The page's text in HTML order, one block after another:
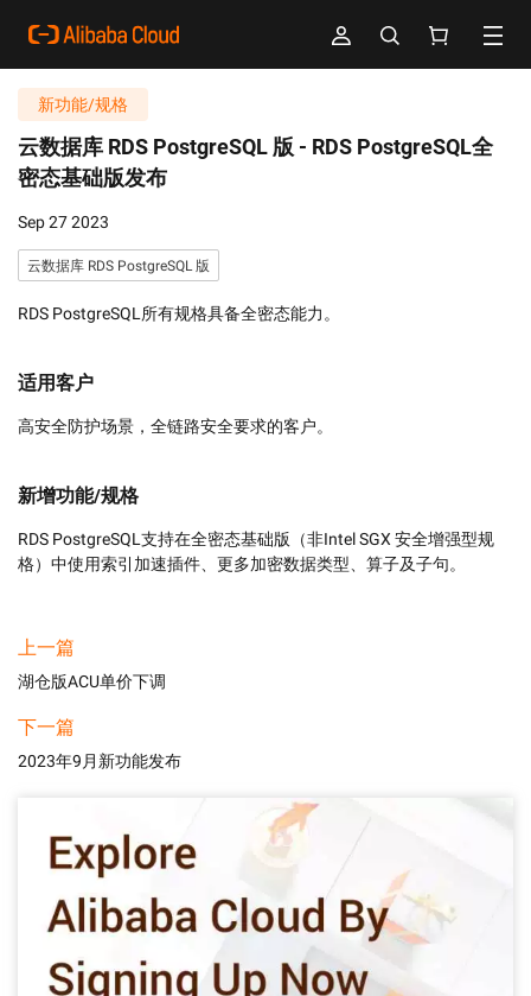
新功能/规格
云数据库 RDS PostgreSQL 版 - RDS PostgreSQL全
密态基础版发布
Sep 27 2023
云数据库 RDS PostgreSQL 版
RDS PostgreSQL所有规格具备全密态能力。
适用客户
高安全防护场景，全链路安全要求的客户。
新增功能/规格
RDS PostgreSQL支持在全密态基础版（非Intel SGX 安全增强型规
格）中使用索引加速插件、更多加密数据类型、算子及子句。
上一篇
湖仓版ACU单价下调
下一篇
2023年9月新功能发布